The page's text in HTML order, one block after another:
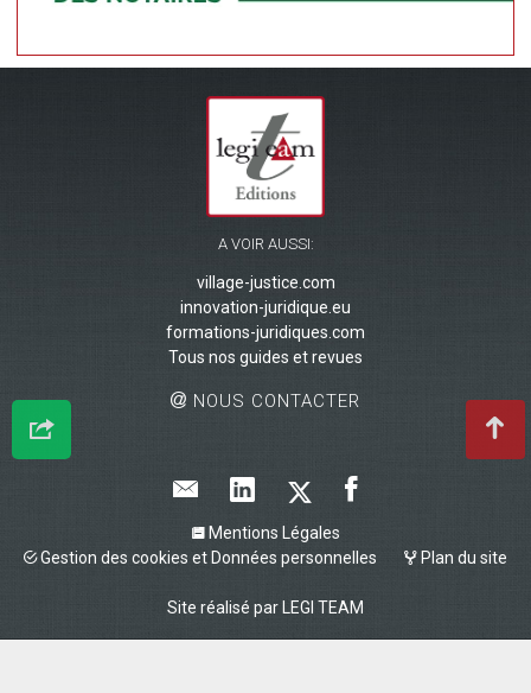
A VOIR AUSSI:
village-justice.com
innovation-juridique.eu
formations-juridiques.com
Tous nos guides et revues
NOUS CONTACTER
Mentions Légales
Gestion des cookies et Données personnelles
Plan du site
Site réalisé par LEGI TEAM